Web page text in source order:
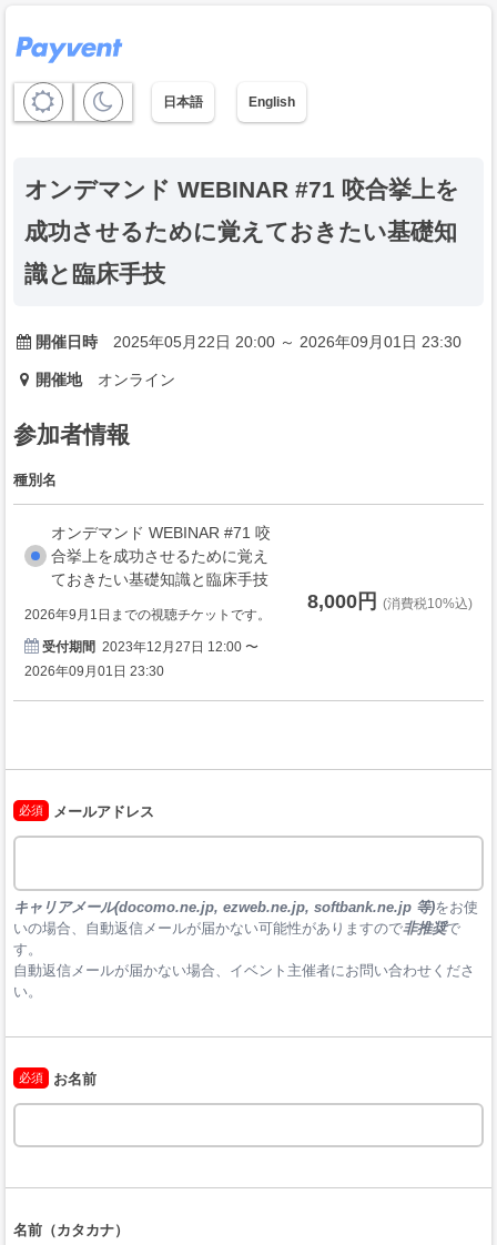
日本語 English
オンデマンド WEBINAR #71 咬合挙上を
成功させるために覚えておきたい基礎知
識と臨床手技
開催日時 2025年05月22日 20:00 ～ 2026年09月01日 23:30
開催地 オンライン
参加者情報
種別名
オンデマンド WEBINAR #71 咬
合挙上を成功させるために覚え
ておきたい基礎知識と臨床手技
2026年9月1日までの視聴チケットです。
受付期間 2023年12月27日 12:00 〜
2026年09月01日 23:30
8,000円 (消費税10%込)
必須 メールアドレス
キャリアメール(docomo.ne.jp, ezweb.ne.jp, softbank.ne.jp 等)をお使
いの場合、自動返信メールが届かない可能性がありますので非推奨で
す。
自動返信メールが届かない場合、イベント主催者にお問い合わせくださ
い。
必須 お名前
名前（カタカナ）